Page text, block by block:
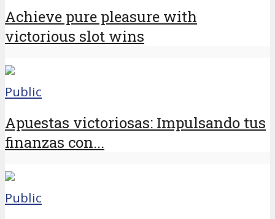
Achieve pure pleasure with
victorious slot wins
Public
Apuestas victoriosas: Impulsando tus
finanzas con...
Public